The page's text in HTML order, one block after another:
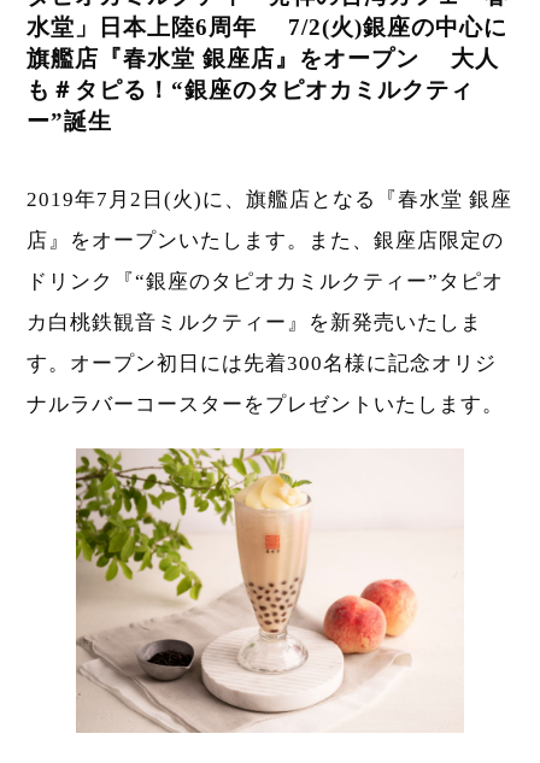
水堂」日本上陸6周年 7/2(火)銀座の中心に
旗艦店『春水堂 銀座店』をオープン 大人
も＃タピる！“銀座のタピオカミルクティ
ー”誕生
2019年7月2日(火)に、旗艦店となる『春水堂 銀座
店』をオープンいたします。また、銀座店限定の
ドリンク『“銀座のタピオカミルクティー”タピオ
カ白桃鉄観音ミルクティー』を新発売いたしま
す。オープン初日には先着300名様に記念オリジ
ナルラバーコースターをプレゼントいたします。